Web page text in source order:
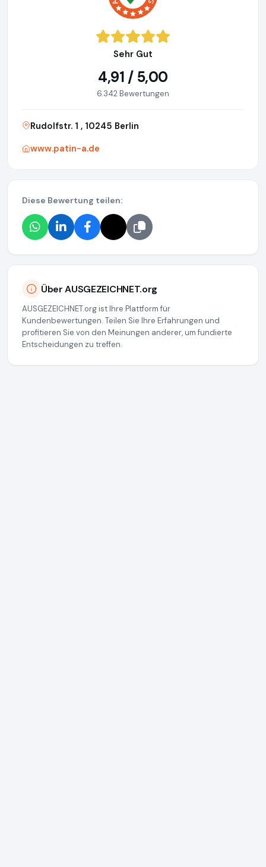
Sehr Gut
4,91 / 5,00
6.342 Bewertungen
Rudolfstr. 1 , 10245 Berlin
www.patin-a.de
Diese Bewertung teilen:
Über AUSGEZEICHNET.org
AUSGEZEICHNET.org ist Ihre Plattform für
Kundenbewertungen. Teilen Sie Ihre Erfahrungen und
profitieren Sie von den Meinungen anderer, um fundierte
Entscheidungen zu treffen.